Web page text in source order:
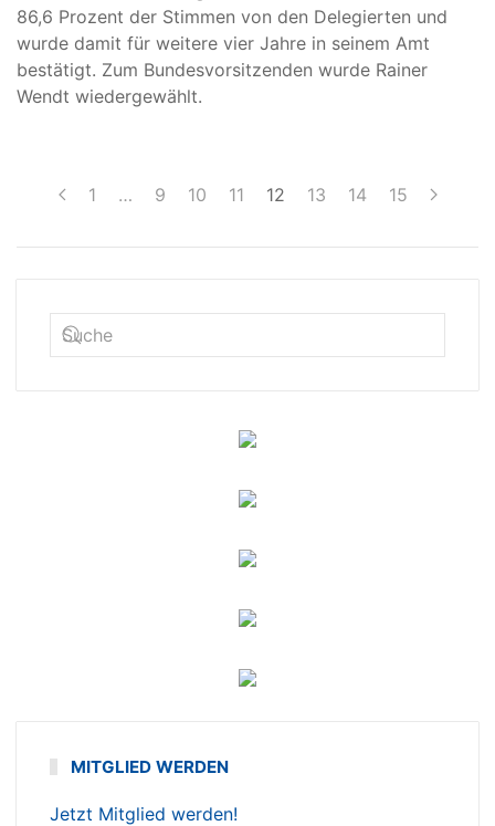
86,6 Prozent der Stimmen von den Delegierten und
wurde damit für weitere vier Jahre in seinem Amt
bestätigt. Zum Bundesvorsitzenden wurde Rainer
Wendt wiedergewählt.
1 … 9 10 11 12 13 14 15
MITGLIED WERDEN
Jetzt Mitglied werden!